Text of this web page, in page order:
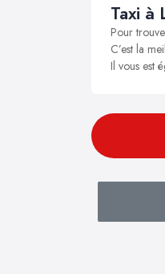
Taxi à
Pour
C’est la
Il vous est